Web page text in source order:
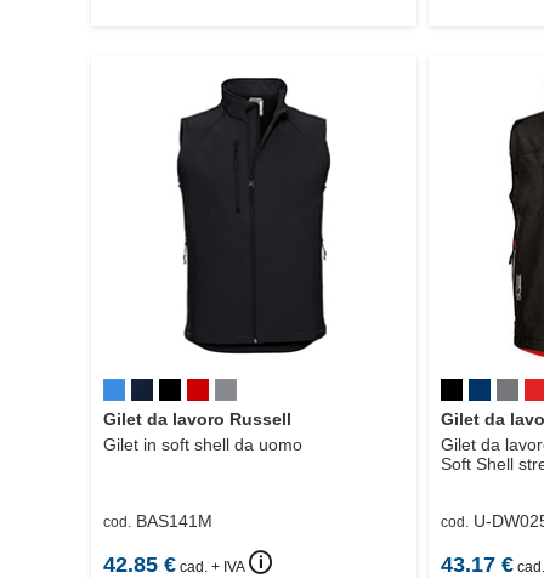
Gilet da lavoro Russell
Gilet in soft shell da uomo
cod. BAS141M
42.85 € cad. + IVA 🛈
Gilet da
Gilet da
Soft Shell
cod. U-
43.17€